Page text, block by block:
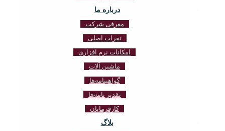
درباره ما
معرفی شرکت
نفرات اصلی
امکانات نرم افزاری
ماشین آلات
گواهینامه‌ها
تقدیر نامه‌ها
کارفرمایان
بلاگ